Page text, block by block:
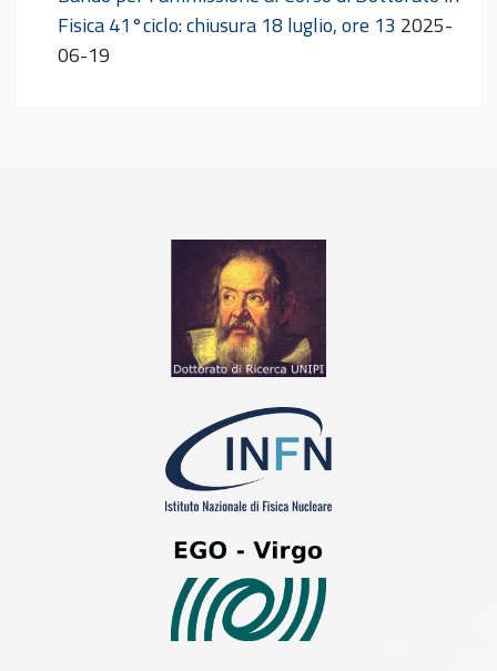
Fisica 41°ciclo: chiusura 18 luglio, ore 13 2025-
06-19